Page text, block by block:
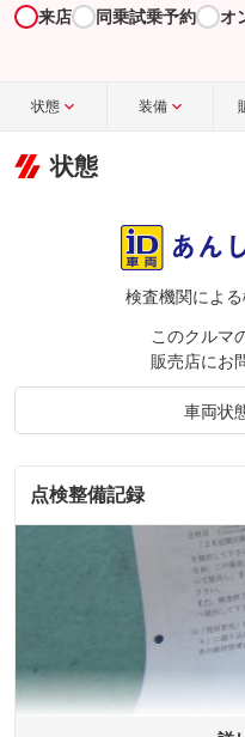
来店 同乗試乗予約 オ
状態 装備
状態
検査機関による
このクルマ
販売店にお
車両状
点検整備記録